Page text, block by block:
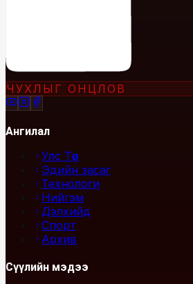
ЧУХЛЫГ ОНЦЛОВ
Ангилал
Улс Төр
Эдийн засаг
Технологи
Нийгэм
Дэлхийд
Спорт
Архив
Сүүлийн мэдээ